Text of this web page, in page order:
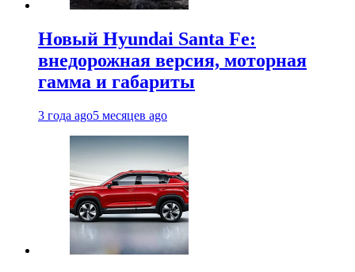
Новый Hyundai Santa Fe:
внедорожная версия, моторная
гамма и габариты
3 года ago5 месяцев ago